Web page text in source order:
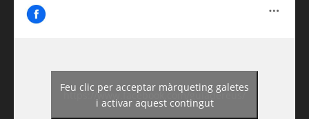
https://www.facebook.com/guiadereus/
Feu clic per acceptar màrqueting galetes
i activar aquest contingut